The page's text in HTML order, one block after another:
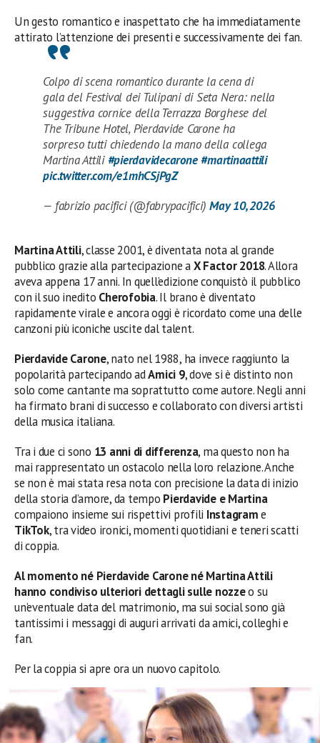
Un gesto romantico e inaspettato che ha immediatamente
attirato l’attenzione dei presenti e successivamente dei fan.
Colpo di scena romantico durante la cena di
gala del Festival dei Tulipani di Seta Nera: nella
suggestiva cornice della Terrazza Borghese del
The Tribune Hotel, Pierdavide Carone ha
sorpreso tutti chiedendo la mano della collega
Martina Attili #pierdavidecarone #martinaattili
pic.twitter.com/e1mhCSjPgZ
— fabrizio pacifici (@fabrypacifici)May 10, 2026
Martina Attili, classe 2001, è diventata nota al grande
pubblico grazie alla partecipazione aX Factor 2018. Allora
aveva appena 17 anni. In quell’edizione conquistò il pubblico
con il suo inedito Cherofobia. Il brano è diventato
rapidamente virale e ancora oggi è ricordato come una delle
canzoni più iconiche uscite dal talent.
Pierdavide Carone, nato nel 1988, ha invece raggiunto la
popolarità partecipando adAmici 9, dove si è distinto non
solo come cantante ma soprattutto come autore. Negli anni
ha firmato brani di successo e collaborato con diversi artisti
della musica italiana.
Tra i due ci sono 13 anni di differenza, ma questo non ha
mai rappresentato un ostacolo nella loro relazione. Anche
se non è mai stata resa nota con precisione la data di inizio
della storia d’amore, da tempo Pierdavide e Martina
compaiono insieme sui rispettivi profili Instagrame
TikTok, tra video ironici, momenti quotidiani e teneri scatti
di coppia.
Al momento né Pierdavide Carone né Martina Attili
hanno condiviso ulteriori dettagli sulle nozzeo su
un’eventuale data del matrimonio, ma sui social sono già
tantissimi i messaggi di auguri arrivati da amici, colleghi e
fan.
Per la coppia si apre ora un nuovo capitolo.